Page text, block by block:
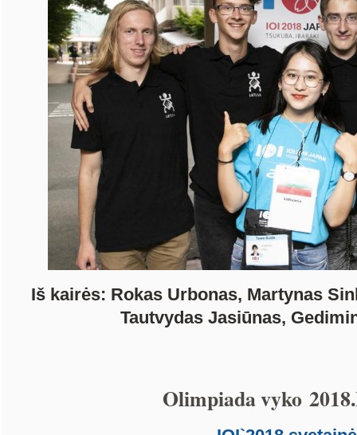
Iš kairės: Rokas Urbonas, Martynas
Tautvydas Jasiūnas,
Olimpiada vyko